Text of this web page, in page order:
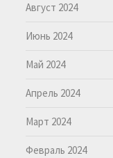
Август 2024
Июнь 2024
Май 2024
Апрель 2024
Март 2024
Февраль 2024